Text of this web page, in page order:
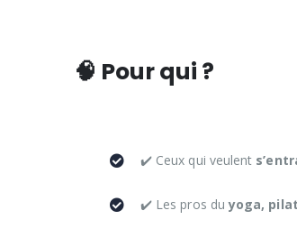
🧠 Pour qui ?
✔️ Ceux qui veulent
✔️ Les pros duyoga,